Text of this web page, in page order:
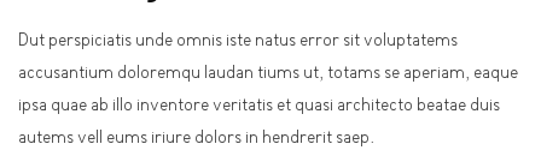
Dut perspiciatis unde omnis iste natus error sit voluptatems
accusantium doloremqu laudan tiums ut, totams se aperiam, eaque
ipsa quae ab illo inventore veritatis et quasi architecto beatae duis
autems vell eums iriure dolors in hendrerit saep.